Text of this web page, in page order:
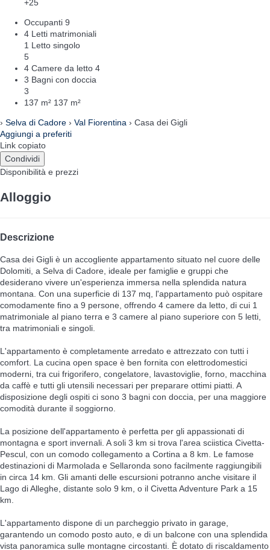
+25
Occupanti 9
4 Letti matrimoniali
1 Letto singolo
5
4 Camere da letto 4
3 Bagni con doccia
3
137 m² 137 m²
› Selva di Cadore › Val Fiorentina › Casa dei Gigli
Aggiungi a preferiti
Link copiato
Condividi
Disponibilità e prezzi
Alloggio
Descrizione
Casa dei Gigli è un accogliente appartamento situato nel cuore delle
Dolomiti, a Selva di Cadore, ideale per famiglie e gruppi che
desiderano vivere un'esperienza immersa nella splendida natura
montana. Con una superficie di 137 mq, l'appartamento può ospitare
comodamente fino a 9 persone, offrendo 4 camere da letto, di cui 1
matrimoniale al piano terra e 3 camere al piano superiore con 5 letti,
tra matrimoniali e singoli.
L'appartamento è completamente arredato e attrezzato con tutti i
comfort. La cucina open space è ben fornita con elettrodomestici
moderni, tra cui frigorifero, congelatore, lavastoviglie, forno, macchina
da caffè e tutti gli utensili necessari per preparare ottimi piatti. A
disposizione degli ospiti ci sono 3 bagni con doccia, per una maggiore
comodità durante il soggiorno.
La posizione dell'appartamento è perfetta per gli appassionati di
montagna e sport invernali. A soli 3 km si trova l'area sciistica Civetta-
Pescul, con un comodo collegamento a Cortina a 8 km. Le famose
destinazioni di Marmolada e Sellaronda sono facilmente raggiungibili
in circa 14 km. Gli amanti delle escursioni potranno anche visitare il
Lago di Alleghe, distante solo 9 km, o il Civetta Adventure Park a 15
km.
L'appartamento dispone di un parcheggio privato in garage,
garantendo un comodo posto auto, e di un balcone con una splendida
vista panoramica sulle montagne circostanti. È dotato di riscaldamento